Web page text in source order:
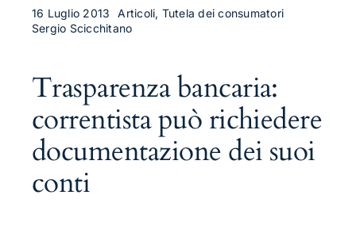
Contatti
16 Luglio 2013
Articoli, Tutela dei consumatori
Sergio Scicchitano
Trasparenza bancaria:
correntista può richiedere
documentazione dei suoi
conti